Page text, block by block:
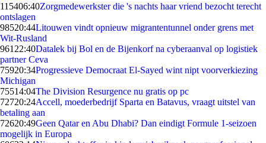
115406:40Zorgmedewerkster die 's nachts haar vriend bezocht terecht
ontslagen
98520:44Litouwen vindt opnieuw migrantentunnel onder grens met
Wit-Rusland
961 22:40Datalek bij Bol en de Bijenkorf na cyberaanval op logistiek
partner Ceva
75920:34Progressieve Democraat El-Sayed wint nipt voorverkiezing
Michigan
75514:04The Division Resurgence nu gratis op pc
72720:24Accell, moederbedrijf Sparta en Batavus, vraagt uitstel van
betaling aan
72620:49Geen Qatar en Abu Dhabi? Dan eindigt Formule 1-seizoen
mogelijk in Europa